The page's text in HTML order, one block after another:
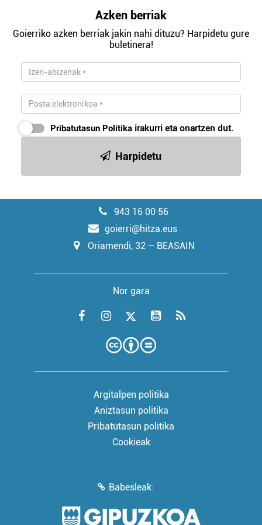
Azken berriak
Goierriko azken berriak jakin nahi dituzu? Harpidetu gure
buletinera!
Pribatutasun Politika irakurri eta onartzen dut.
Harpidetu
943 16 00 56
goierri@hitza.eus
Oriamendi, 32 – BEASAIN
Nor gara
Argitalpen politika
Aniztasun politika
Pribatutasun politika
Cookieak
Babesleak: